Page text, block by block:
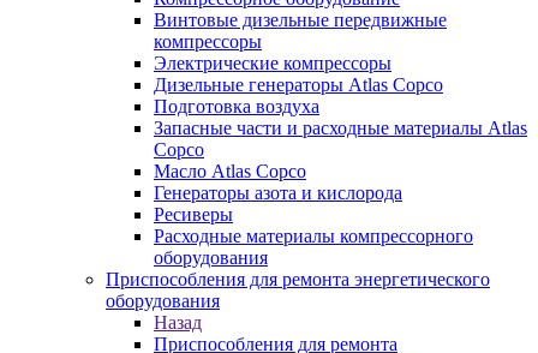
Винтовые дизельные передвижные
компрессоры
Электрические компрессоры
Дизельные генераторы Atlas Copco
Подготовка воздуха
Запасные части и расходные материалы Atlas
Copco
Масло Atlas Copco
Генераторы азота и кислорода
Ресиверы
Расходные материалы компрессорного
оборудования
Приспособления для ремонта энергетического
оборудования
Назад
Приспособления для ремонта